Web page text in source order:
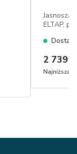
ELTAP,
spania
2 739
Najniższa